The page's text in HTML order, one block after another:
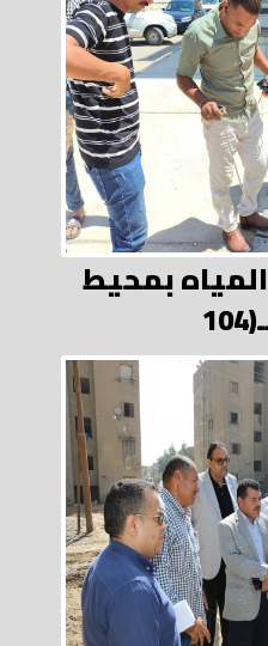
بمحيط